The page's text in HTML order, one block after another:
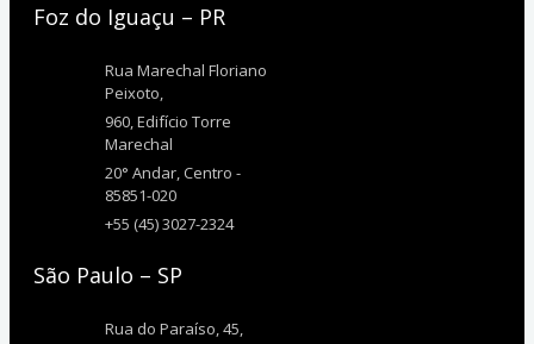
Foz do Iguaçu – PR
Rua Marechal Floriano
Peixoto,
960, Edifício Torre
Marechal
20° Andar, Centro -
85851-020
+55 (45) 3027-2324
São Paulo – SP
Rua do Paraíso, 45,